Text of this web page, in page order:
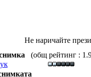
Не наричайте
(общ рейтинг :